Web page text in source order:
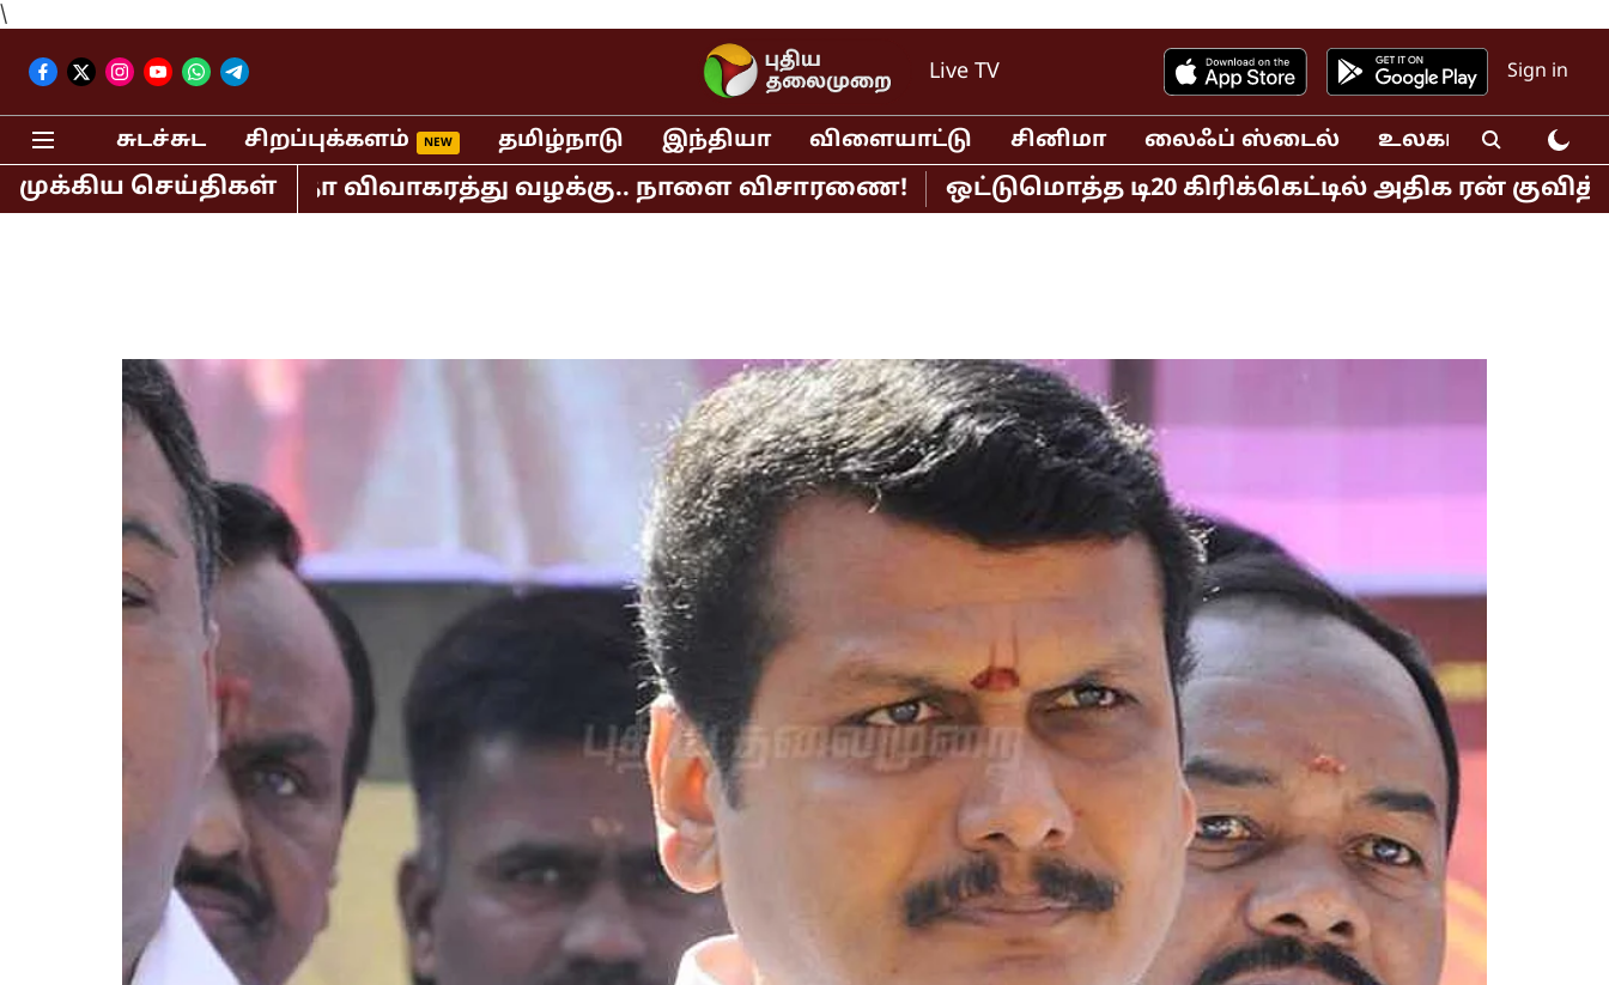
\
Live TV Sign in
சுடச்சுட சிறப்புக்களம் தமிழ்நாடு இந்தியா விளையாட்டு சினிமா லைஃப் ஸ்டைல் உலகம்
முக்கிய செய்திகள்
விஜய் - சங்கீதா விவாகரத்து வழக்கு.. நாளை விசாரணை! ஒட்டுமொத்த டி20 கிரிக்கெட்டில் அதிக ரன் குவித்த